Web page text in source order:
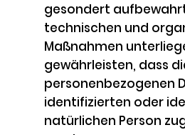
gesondert
technischen und
Maßnahmen
gewährleisten, dass
personenbezogenen
identifizierten oder
natürlichen Person